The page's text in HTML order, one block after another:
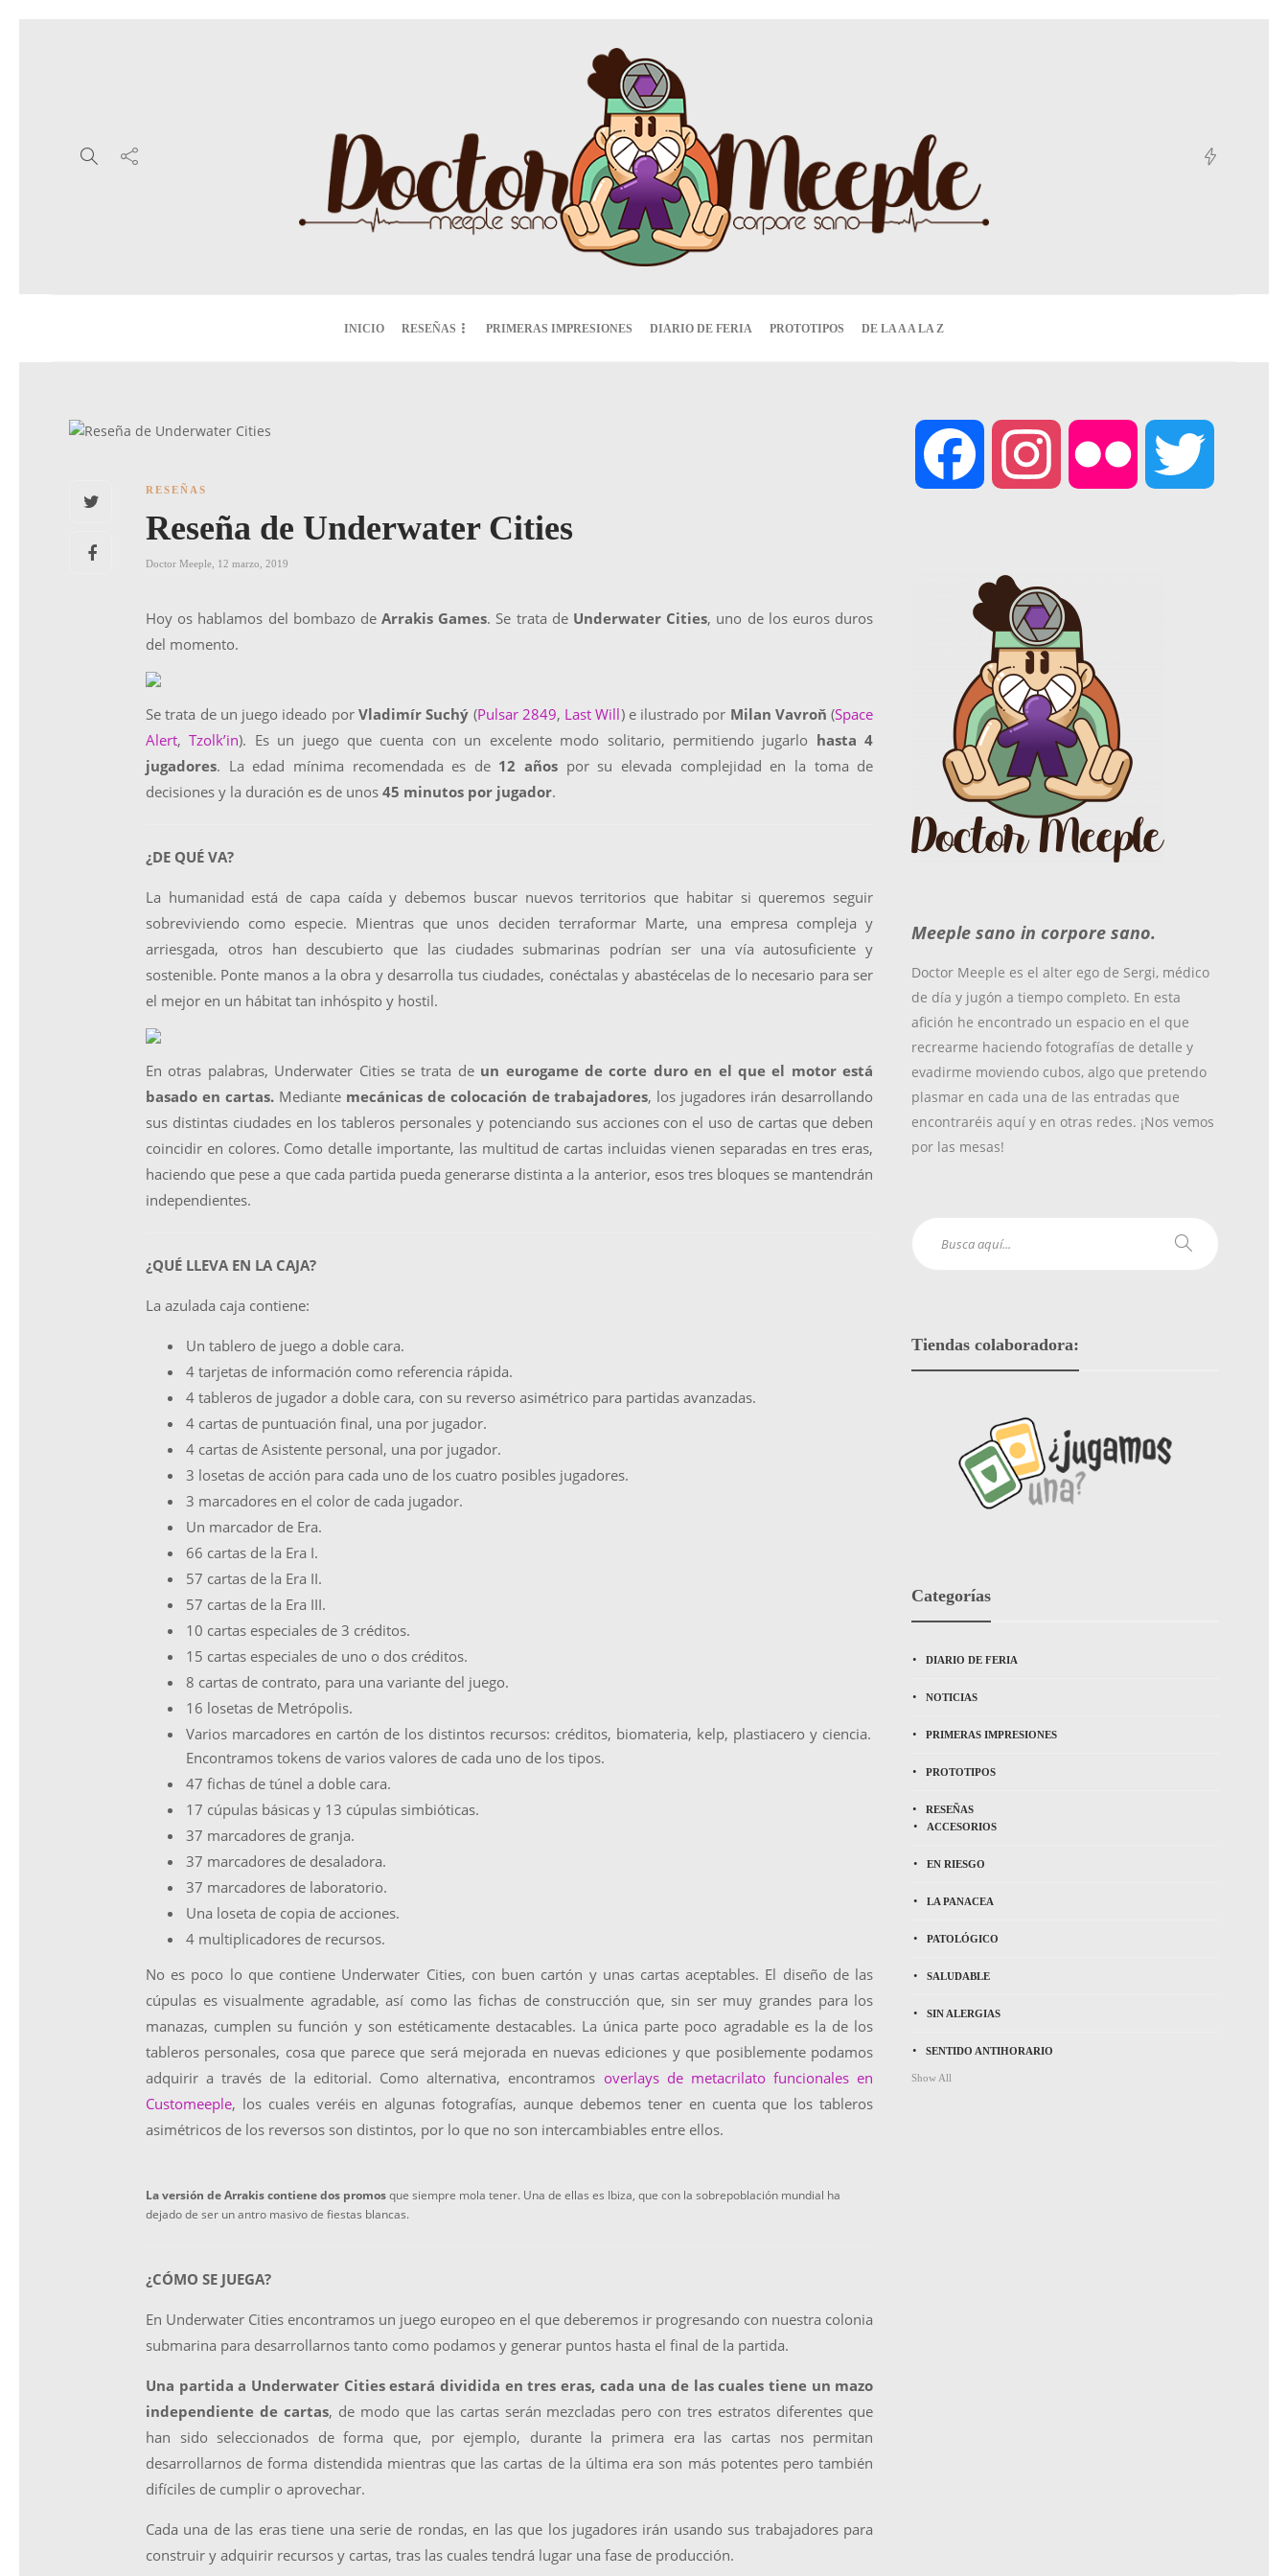
INICIO RESEÑAS PRIMERAS IMPRESIONES DIARIO DE FERIA PROTOTIPOS DE LA A A LA Z
RESEÑAS
Reseña de Underwater Cities
Doctor Meeple 12 marzo, 2019
Hoy os hablamos del bombazo deArrakis Games. Se trata de Underwater Cities, uno de los euros duros
del momento.
Se trata de un juego ideado porVladimír Suchý (Pulsar 2849, Last Will) e ilustrado por Milan Vavroň (Space
Alert,Tzolk’in). Es un juego que cuenta con un excelente modo solitario, permitiendo jugarlo hasta 4
jugadores. La edad mínima recomendada es de 12 años por su elevada complejidad en la toma de
decisiones y la duración es de unos 45 minutos por jugador.
¿DE QUÉ VA?
La humanidad está de capa caída y debemos buscar nuevos territorios que habitar si queremos seguir
sobreviviendo como especie. Mientras que unos deciden terraformar Marte, una empresa compleja y
arriesgada, otros han descubierto que las ciudades submarinas podrían ser una vía autosuficiente y
sostenible. Ponte manos a la obra y desarrolla tus ciudades, conéctalas y abastécelas de lo necesario para ser
el mejor en un hábitat tan inhóspito y hostil.
En otras palabras, Underwater Cities se trata de un eurogame de corte duro en el que el motor está
basado en cartas.Mediante mecánicas de colocación de trabajadores, los jugadores irán desarrollando
sus distintas ciudades en los tableros personales y potenciando sus acciones con el uso de cartas que deben
coincidir en colores. Como detalle importante, las multitud de cartas incluidas vienen separadas en tres eras,
haciendo que pese a que cada partida pueda generarse distinta a la anterior, esos tres bloques se mantendrán
independientes.
¿QUÉ LLEVA EN LA CAJA?
La azulada caja contiene:
Un tablero de juego a doble cara.
4 tarjetas de información como referencia rápida.
4 tableros de jugador a doble cara, con su reverso asimétrico para partidas avanzadas.
4 cartas de puntuación final, una por jugador.
4 cartas de Asistente personal, una por jugador.
3 losetas de acción para cada uno de los cuatro posibles jugadores.
3 marcadores en el color de cada jugador.
Un marcador de Era.
66 cartas de la Era I.
57 cartas de la Era II.
57 cartas de la Era III.
10 cartas especiales de 3 créditos.
15 cartas especiales de uno o dos créditos.
8 cartas de contrato, para una variante del juego.
16 losetas de Metrópolis.
Varios marcadores en cartón de los distintos recursos: créditos, biomateria, kelp, plastiacero y ciencia.
Encontramos tokens de varios valores de cada uno de los tipos.
47 fichas de túnel a doble cara.
17 cúpulas básicas y 13 cúpulas simbióticas.
37 marcadores de granja.
37 marcadores de desaladora.
37 marcadores de laboratorio.
Una loseta de copia de acciones.
4 multiplicadores de recursos.
No es poco lo que contiene Underwater Cities, con buen cartón y unas cartas aceptables. El diseño de las
cúpulas es visualmente agradable, así como las fichas de construcción que, sin ser muy grandes para los
manazas, cumplen su función y son estéticamente destacables. La única parte poco agradable es la de los
tableros personales, cosa que parece que será mejorada en nuevas ediciones y que posiblemente podamos
adquirir a través de la editorial. Como alternativa, encontramos overlays de metacrilato funcionales en
Customeeple, los cuales veréis en algunas fotografías, aunque debemos tener en cuenta que los tableros
asimétricos de los reversos son distintos, por lo que no son intercambiables entre ellos.
La versión de Arrakis contiene dos promosque siempre mola tener. Una de ellas es Ibiza, que con la sobrepoblación mundial ha
dejado de ser un antro masivo de fiestas blancas.
¿CÓMO SE JUEGA?
En Underwater Cities encontramos un juego europeo en el que deberemos ir progresando con nuestra colonia
submarina para desarrollarnos tanto como podamos y generar puntos hasta el final de la partida.
Una partida a Underwater Cities estará dividida en tres eras, cada una de las cuales tiene un mazo
independiente de cartas, de modo que las cartas serán mezcladas pero con tres estratos diferentes que
han sido seleccionados de forma que, por ejemplo, durante la primera era las cartas nos permitan
desarrollarnos de forma distendida mientras que las cartas de la última era son más potentes pero también
difíciles de cumplir o aprovechar.
Cada una de las eras tiene una serie de rondas, en las que los jugadores irán usando sus trabajadores para
construir y adquirir recursos y cartas, tras las cuales tendrá lugar una fase de producción.
e
b
o
k
t
a
g
a
m
Meeple sano in corpore sano.
Doctor Meeple es el alter ego de Sergi, médico
de día y jugón a tiempo completo. En esta
afición he encontrado un espacio en el que
recrearme haciendo fotografías de detalle y
evadirme moviendo cubos, algo que pretendo
plasmar en cada una de las entradas que
encontraréis aquí y en otras redes. ¡Nos vemos
por las mesas!
Tiendas colaboradora:
Categorías
DIARIO DE FERIA
NOTICIAS
PRIMERAS IMPRESIONES
PROTOTIPOS
RESEÑAS
ACCESORIOS
EN RIESGO
LA PANACEA
PATOLÓGICO
SALUDABLE
SIN ALERGIAS
SENTIDO ANTIHORARIO
Show All